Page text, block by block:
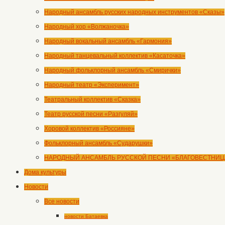
Народный ансамбль русских народных инструментов «Сказы»
Народный хор «Волжаночка»
Народный вокальный ансамбль «Гармония»
Народный танцевальный коллектив «Касаточка»
Народный фольклорный ансамбль «Смирички»
Народный театр «Эксперимент»
Театральный коллектив «Сказка»
Театр русской песни «Разгуляй»
Хоровой коллектив «Россияне»
Фольклорный ансамбль «Сударушки»
НАРОДНЫЙ АНСАМБЛЬ РУССКОЙ ПЕСНИ
Дома культуры
Новости
Все новости
новости Батаевка